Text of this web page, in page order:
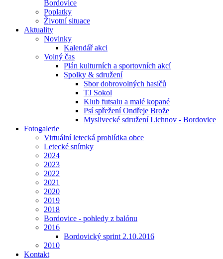
Bordovice
Poplatky
Životní situace
Aktuality
Novinky
Kalendář akci
Volný čas
Plán kulturních a sportovních akcí
Spolky & sdružení
Sbor dobrovolných hasičů
TJ Sokol
Klub futsalu a malé kopané
Psí spřežení Ondřeje Brože
Myslivecké sdružení Lichnov - Bordovice
Fotogalerie
Virtuální letecká prohlídka obce
Letecké snímky
2024
2023
2022
2021
2020
2019
2018
Bordovice - pohledy z balónu
2016
Bordovický sprint 2.10.2016
2010
Kontakt